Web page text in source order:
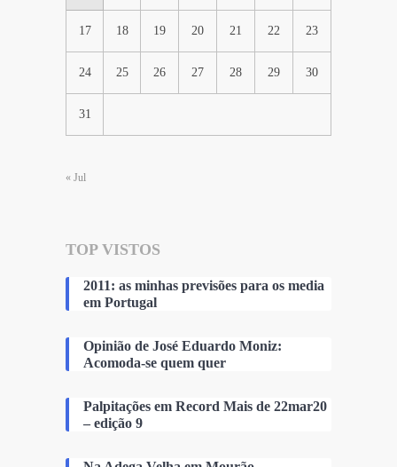
17 18 19 20 21 22 23
24 25 26 27 28 29 30
31
« Jul
TOP VISTOS
2011: as minhas previsões para os media
em Portugal
Opinião de José Eduardo Moniz:
Acomoda-se quem quer
Palpitações em Record Mais de 22mar20
– edição 9